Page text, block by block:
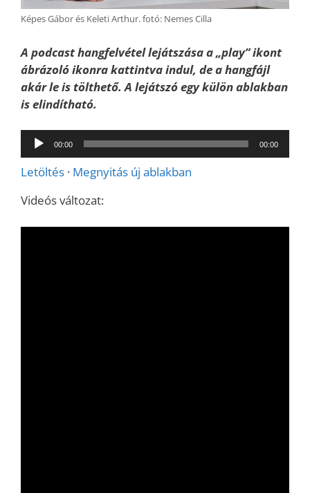
Képes Gábor és Keleti Arthur. fotó: Nemes Cilla
A podcast hangfelvétel lejátszása a „play” ikont
ábrázoló ikonra kattintva indul, de a hangfájl
akár le is tölthető. A lejátszó egy külön ablakban
is elindítható.
Audió
lejátszó
00:00 00:00
Letöltés · Megnyitás új ablakban
Videós változat: